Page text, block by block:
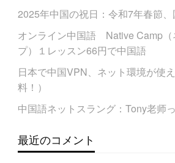
2025年中国の祝日：令和7年春節、
オンライン中国語 Native Camp（
プ）１レッスン66円で中国語
日本で中国VPN、ネット環境が使
料！）
中国語ネットスラング：Tony老师
最近のコメント